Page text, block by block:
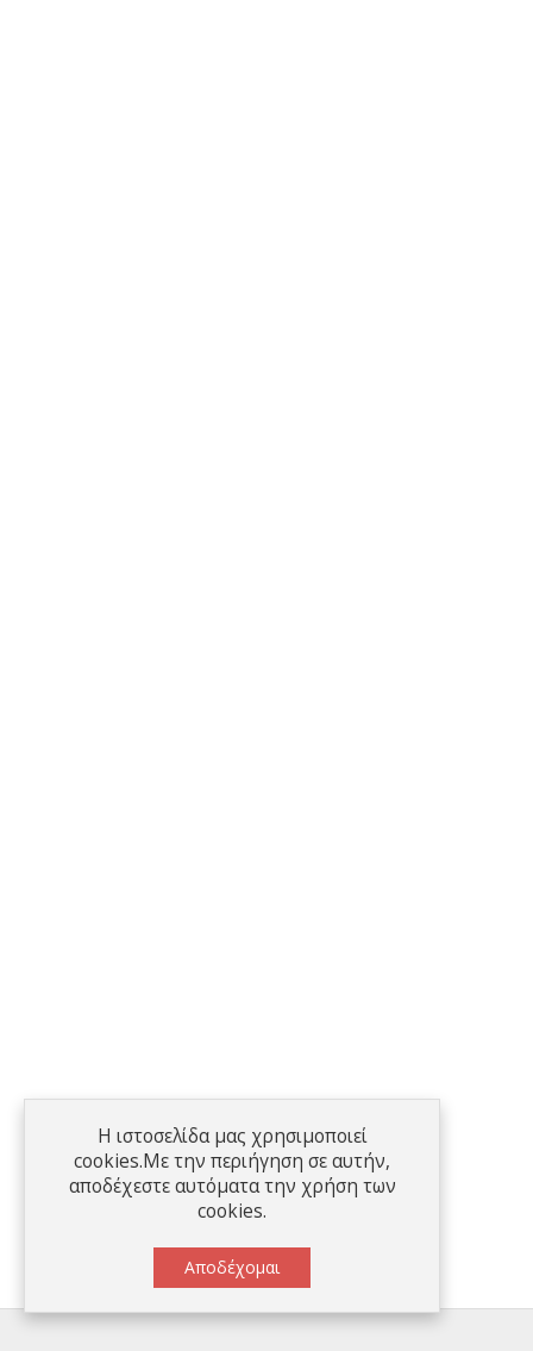
Η ιστοσελίδα μας χρησιμοποιεί
cookies.Με την περιήγηση σε αυτήν,
αποδέχεστε αυτόματα την χρήση των
cookies.
Αποδέχομαι